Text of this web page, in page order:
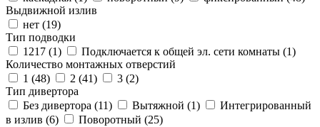
Выдвижной излив
нет (19)
Тип подводки
1217 (1) Подключается к общей эл. сети комнаты (1)
Количество монтажных отверстий
1 (48) 2 (41) 3 (2)
Тип дивертора
Без дивертора (11) Вытяжной (1)
Интегрированный
в излив (6) Поворотный (25)